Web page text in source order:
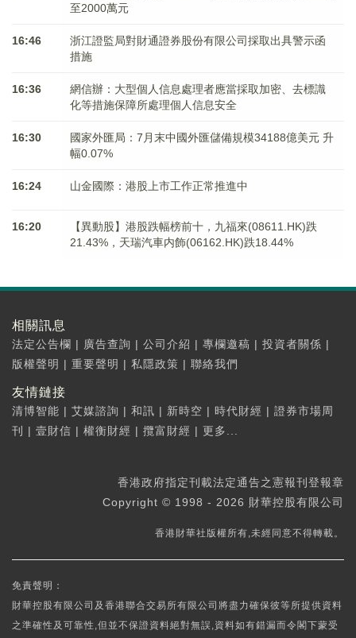
至2000萬元
16:46
浙江證監局對財通證券股份有限公司採取出具警示函
措施
16:36
網信辦：大型個人信息處理者應當採取加密、去標識
化等措施保障所處理個人信息安全
16:30
國家外匯局：7月末中國外匯儲備規模34188億美元 升
幅0.07%
16:24 山金國際：港股上市工作正常推進中
16:20
【異動股】港股跌幅榜前十，九福來(08611.HK)跌
21.43%，天瑞汽車内飾(06162.HK)跌18.44%
相關訊息
法定公告欄 | 廣告查詢 | 公司介紹 | 專欄邀稿 | 投資者關係 |
版權聲明 | 重要聲明 | 私隱政策 | 聯絡我們
友情鏈接
清博智能 | 艾媒諮詢 | 和訊 | 新時空 | 時代財經 | 證券市場周
刊
| 壹財信 | 權衡財經 | 攬富財經 | 更多...
香港政府指定刊載法定通告之憲報刊登報章
Copyright © 1998 - 2026 財華控股有限公司
香港財華社版權所有,未經同意不得轉載。
免責聲明：
財華控股有限公司及香港聯合交易所有限公司將盡力確保彼等所提供資料
之準確性及可靠性,但並不保證資料絕對無誤,資料如有錯漏而令閣下蒙受